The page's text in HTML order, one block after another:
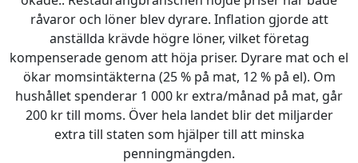
råvaror och löner blev dyrare. Inflation gjorde att
anställda krävde högre löner, vilket företag
kompenserade genom att höja priser. Dyrare mat och el
ökar momsintäkterna (25 % på mat, 12 % på el). Om
hushållet spenderar 1 000 kr extra/månad på mat, går
200 kr till moms. Över hela landet blir det miljarder
extra till staten som hjälper till att minska
penningmängden.